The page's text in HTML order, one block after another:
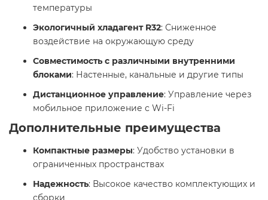
температуры​
Экологичный хладагент R32: Сниженное
воздействие на окружающую среду​
Совместимость с различными внутренними
блоками: Настенные, канальные и другие типы​
Дистанционное управление: Управление через
мобильное приложение с Wi-Fi​
Дополнительные преимущества
Компактные размеры: Удобство установки в
ограниченных пространствах​
Надежность: Высокое качество комплектующих и
сборки​